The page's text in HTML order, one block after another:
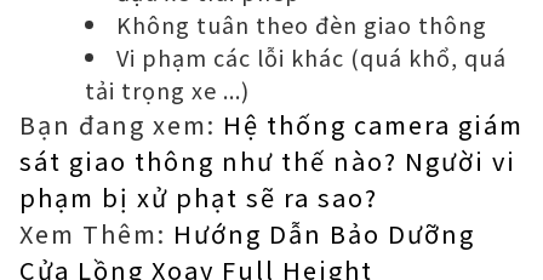
Không tuân theo đèn giao thông
Vi phạm các lỗi khác (quá khổ, quá
tải trọng xe ...)
Bạn đang xem: Hệ thống camera giám
sát giao thông như thế nào? Người vi
phạm bị xử phạt sẽ ra sao?
Xem Thêm: Hướng Dẫn Bảo Dưỡng
Cửa Lồng Xoay Full Height